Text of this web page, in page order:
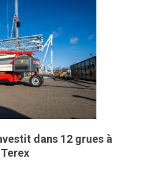
dans 12 grues à